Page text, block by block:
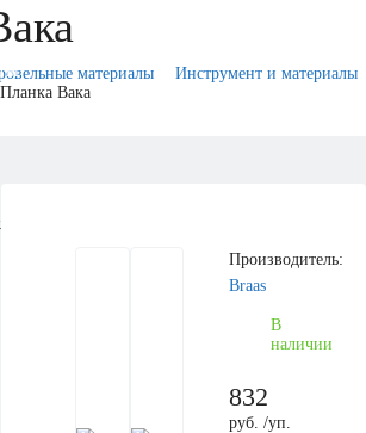
материалы
Инструмент и материалы
Планка Вака
Производитель:
Braas
В
наличии
832
руб. /уп.